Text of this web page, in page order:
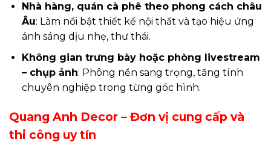
Nhà hàng, quán cà phê theo phong cách châu
Âu: Làm nổi bật thiết kế nội thất và tạo hiệu ứng
ánh sáng dịu nhẹ, thư thái.
Không gian trưng bày hoặc phòng livestream
– chụp ảnh: Phông nền sang trọng, tăng tính
chuyên nghiệp trong từng góc hình.
Quang Anh Decor – Đơn vị cung cấp và
thi công uy tín